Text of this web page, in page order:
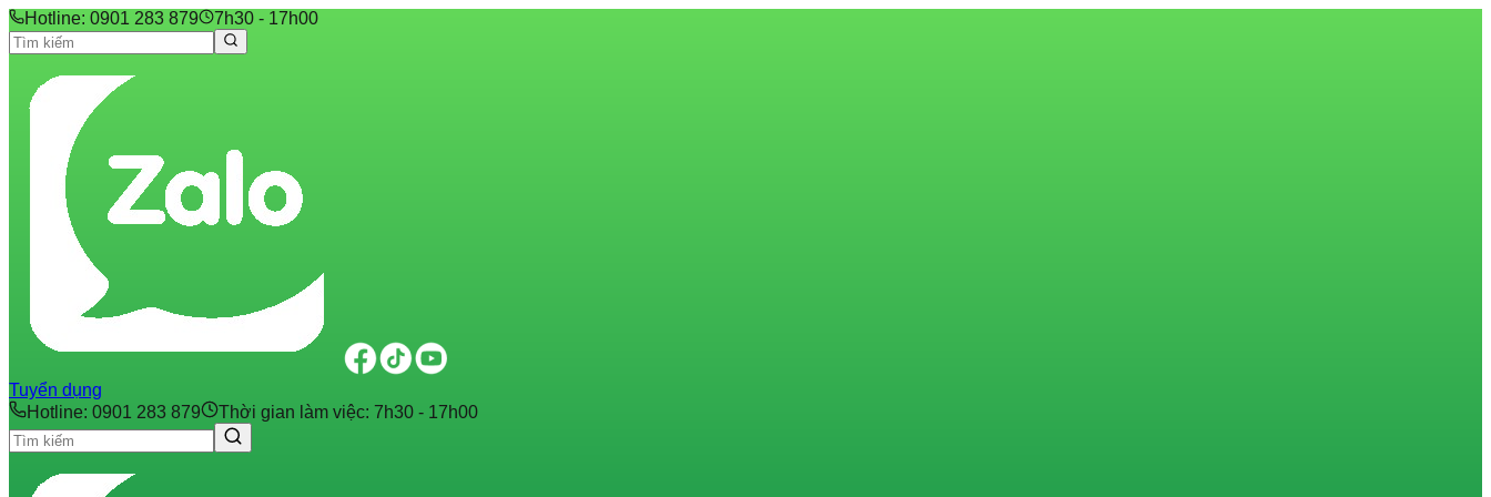
Hotline: 0901 283 879 7h30 - 17h00
Tuyển dụng
Hotline: 0901 283 879
Thời gian làm việc: 7h30 - 17h00